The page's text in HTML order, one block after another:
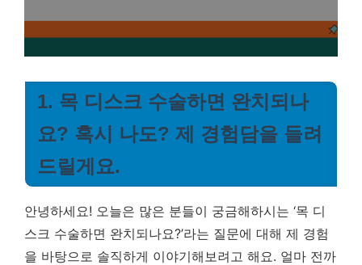
1. 목 디스크 수술하면 완치되나
요? 혹시 나도? 제 경험담을 들려
드릴게요.
안녕하세요! 오늘은 많은 분들이 궁금해하시는 ‘목 디
스크 수술하면 완치되나요?’라는 질문에 대해 제 경험
을 바탕으로 솔직하게 이야기해보려고 해요. 얼마 전까